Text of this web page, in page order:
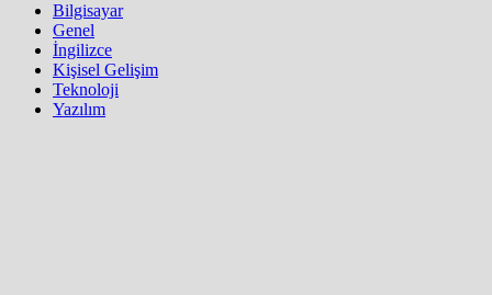
Bilgisayar
Genel
İngilizce
Kişisel Gelişim
Teknoloji
Yazılım